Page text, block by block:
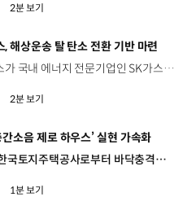
2분 보기
, 해상운송 탈 탄소 전환 기반 마련
현대글로비스가 국내 에너지 전문기업인 SK가스의 자회사 ‘에코마린퓨얼솔루션’과 ‘한국 동남권 기반 액화천연가스(LNG) 선박연료 공급계약’을 체결했습니다. 지난 3일, SK가스 본사에서 열린 체결식에는 현대글로비스와 SK가스의 대표이사 등 주요 관계자들이 참석했습니다. 현대글로비스는 2045년 탄소중립 달성을 목표로 LNG 이중연료 추진 엔진이 탑재된 자동차운반선(PCTC) 도입을 늘려가고 있는데요, 기존의 연료와 저탄소 연료인 LNG를 모두 사용하는 LNG 이중연료 추진 엔진은 탄소배출을 20% 이상 줄일 수 있는 것으로 알려져 있습니다. 현대글로비스는 지난해 5척을 시작으로 2028년까지 30척 이상의 LNG 이중연료 추진 자동차운반선을 도입할 예정인데요, 이번 협업을 통해, 해당 선박의 연료로 쓰일 LNG 물량과 급유경로 등을 안정적으로 확보하게 됐습니다. 현대글로비스는 저탄소 선박 확대 등을 통해 2045년까지 탄소중립을 달성할 계획입니다.
2분 보기
간소음 제로 하우스’ 실현 가속화
현대건설이 한국토지주택공사로부터 바닥충격음 성능평가 1등급 인정서를 추가로 획득했습니다. 현대건설은 지난 2022년, 국내 건설사 최초로 다섯 개 바닥구조 전 부문에서 층간소음 저감 1등급 기술을 확보한 바 있는데요. 이번 평가는 실험실 측정이 아닌 현장 실증 방식으로 한층 강화돼, 층간소음 저감 기술의 독보적 역량을 다시 한 번 입증했습니다. 검증된 바닥시스템은 완충재 복합소재의 최적 배합과 적층 구조를 통해, 다양한 생활 소음을 효과적으로 흡수하고, 시공성까지 향상시킨 것이 특징입니다. 현대건설은 앞으로도 고성능 기술 개발과 현장 검증, 품질 고도화를 통해 소음으로부터 자유로운 주거 공간을 실현할 계획입니다.
1분 보기